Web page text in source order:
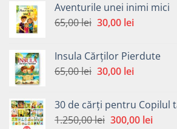
fost:
65,00 lei.
30,00 lei.
Aventurile unei inimi mici
65,00lei Prețul
fost:
65,00 lei.
30,00 leiPrețul
30,00 lei.
Insula Cărților Pierdute
65,00lei Prețul
fost:
65,00 lei.
30,00 leiPrețul
30,00 lei.
30 de cărți pentru Copilul
1.250,00lei Prețul
300,00 leiPrețul